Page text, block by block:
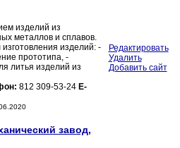
изделий из
металлов и сплавов.
изделий: -
прототипа, -
литья изделий из
812 309-53-24 E-
Редактировать
Удалить
Добавить сайт
завод,